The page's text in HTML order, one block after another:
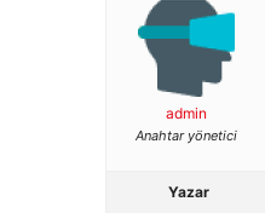
admin
Anahtar yönetici
Yazar